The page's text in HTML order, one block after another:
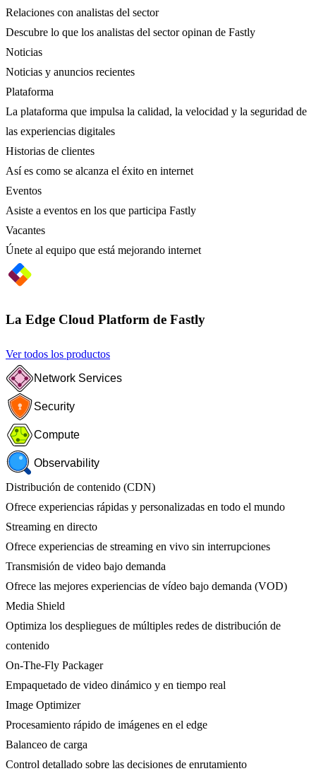
Relaciones con analistas del sector
Descubre lo que los analistas del sector opinan de Fastly
Noticias
Noticias y anuncios recientes
Plataforma
La plataforma que impulsa la calidad, la velocidad y la seguridad de
las experiencias digitales
Historias de clientes
Así es como se alcanza el éxito en internet
Eventos
Asiste a eventos en los que participa Fastly
Vacantes
Únete al equipo que está mejorando internet
La Edge Cloud Platform de Fastly
Ver todos los productos
Network Services
Security
Compute
Observability
Distribución de contenido (CDN)
Ofrece experiencias rápidas y personalizadas en todo el mundo
Streaming en directo
Ofrece experiencias de streaming en vivo sin interrupciones
Transmisión de video bajo demanda
Ofrece las mejores experiencias de vídeo bajo demanda (VOD)
Media Shield
Optimiza los despliegues de múltiples redes de distribución de
contenido
On-The-Fly Packager
Empaquetado de video dinámico y en tiempo real
Image Optimizer
Procesamiento rápido de imágenes en el edge
Balanceo de carga
Control detallado sobre las decisiones de enrutamiento